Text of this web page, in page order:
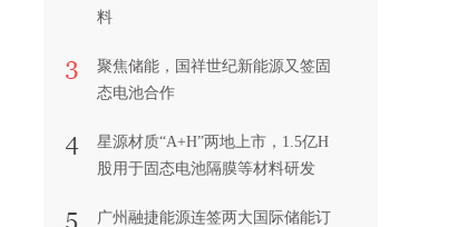
料
聚焦储能，国祥世纪新能源又签固
态电池合作
星源材质“A+H”两地上市，1.5亿H
股用于固态电池隔膜等材料研发
广州融捷能源连签两大国际储能订